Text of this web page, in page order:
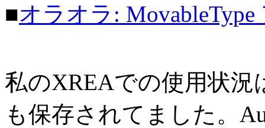
■オラオラ:
私のXREAでの使用状況
も保存されてました。